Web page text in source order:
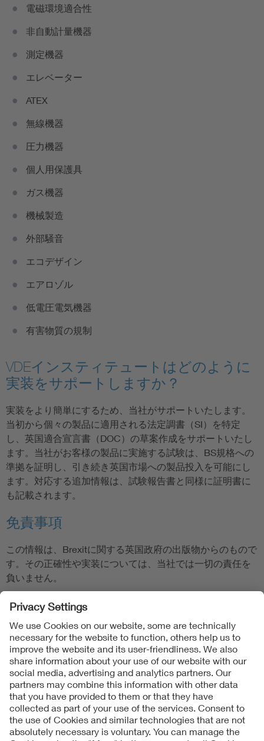
電磁環境適合性
非自動計量機器
測定機器
エレベーター
ATEX
無線機器
圧力機器
個人用保護具
ガス機器
機械製造
外部騒音
エコデザイン
エアロゾル
低電圧電気機器
有害物質の規制
VDEインスティテュートはどのように
実装をサポートしますか？
実装をより簡単にするため、当社がサポートいたします。
当初から個々の製品に適用される法定調書（SI）を特定
し、英国適合宣言書（DOC）の草案作成をサポートいたし
ます。当社がお客様の製品に実施する試験は、BS規格への
準拠を証明し、引き続き英国市場への製品投入を可能にし
ます。対応する追加情報は、試験報告書と同様に証明書に
も記載されます。
免責事項
この情報は、Brexitに関する英国政府の出版物からのもので
す。その正確性や実装については、当社では一切の責任を
負いません。
Follow us on